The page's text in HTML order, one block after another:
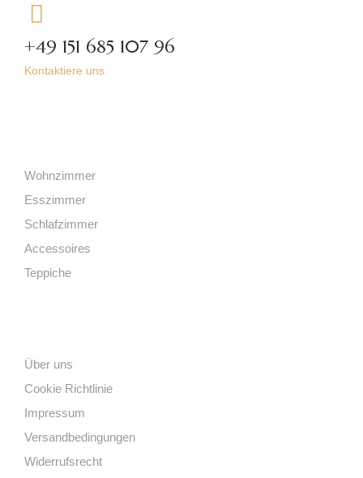
+49 151 685 107 96
Kontaktiere uns
Wohnzimmer
Esszimmer
Schlafzimmer
Accessoires
Teppiche
Über uns
Cookie Richtlinie
Impressum
Versandbedingungen
Widerrufsrecht